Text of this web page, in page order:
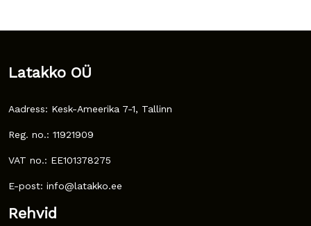
Latakko OÜ
Aadress: Kesk-Ameerika 7-1, Tallinn
Reg. no.: 11921909
VAT no.: EE101378275
E-post: info@latakko.ee
Rehvid